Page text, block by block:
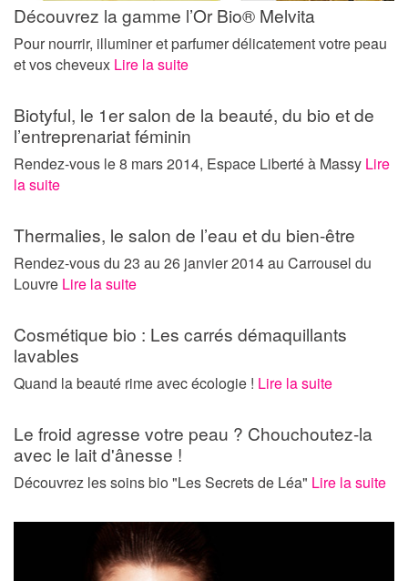
Découvrez la gamme l’Or Bio® Melvita
Pour nourrir, illuminer et parfumer délicatement votre peau
et vos cheveux Lire la suite
Biotyful, le 1er salon de la beauté, du bio et de
l’entreprenariat féminin
Rendez-vous le 8 mars 2014, Espace Liberté à Massy Lire
la suite
Thermalies, le salon de l’eau et du bien-être
Rendez-vous du 23 au 26 janvier 2014 au Carrousel du
Louvre Lire la suite
Cosmétique bio : Les carrés démaquillants
lavables
Quand la beauté rime avec écologie ! Lire la suite
Le froid agresse votre peau ? Chouchoutez-la
avec le lait d'ânesse !
Découvrez les soins bio "Les Secrets de Léa" Lire la suite